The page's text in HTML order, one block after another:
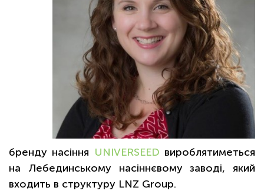
бренду насіння UNIVERSEED вироблятиметься
на Лебединському насіннєвому заводі, який
входить в структуру LNZ Group.